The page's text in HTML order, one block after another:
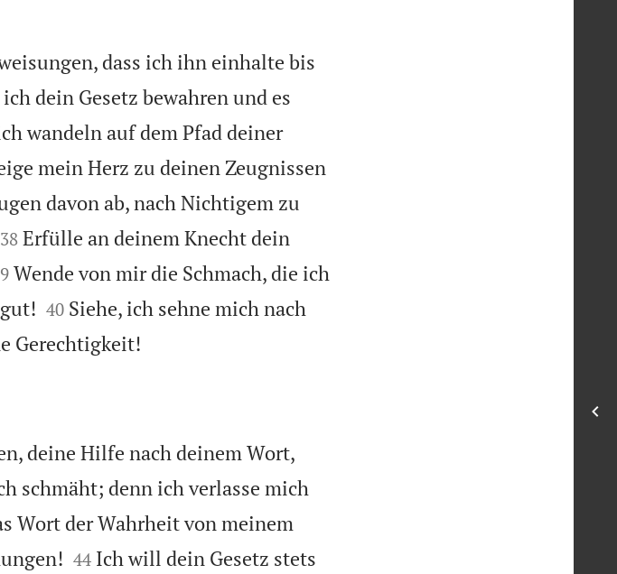
dass ich ihn einhalte bis
dein Gesetz bewahren und es
wandeln auf dem Pfad deiner
mein Herz zu deinen Zeugnissen
davon ab, nach Nichtigem zu

38 Erfülle an deinem Knecht dein
Wende von mir die Schmach, die ich

40 Siehe, ich sehne mich nach
Gerechtigkeit!
deine Hilfe nach deinem Wort,
schmäht; denn ich verlasse mich
Wort der Wahrheit von meinem

44 Ich will dein Gesetz stets